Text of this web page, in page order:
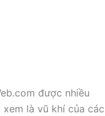
được nhiều
là vũ khí của các